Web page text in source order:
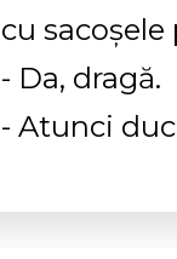
cu sacoşele
- Da, dragă.
- Atunci